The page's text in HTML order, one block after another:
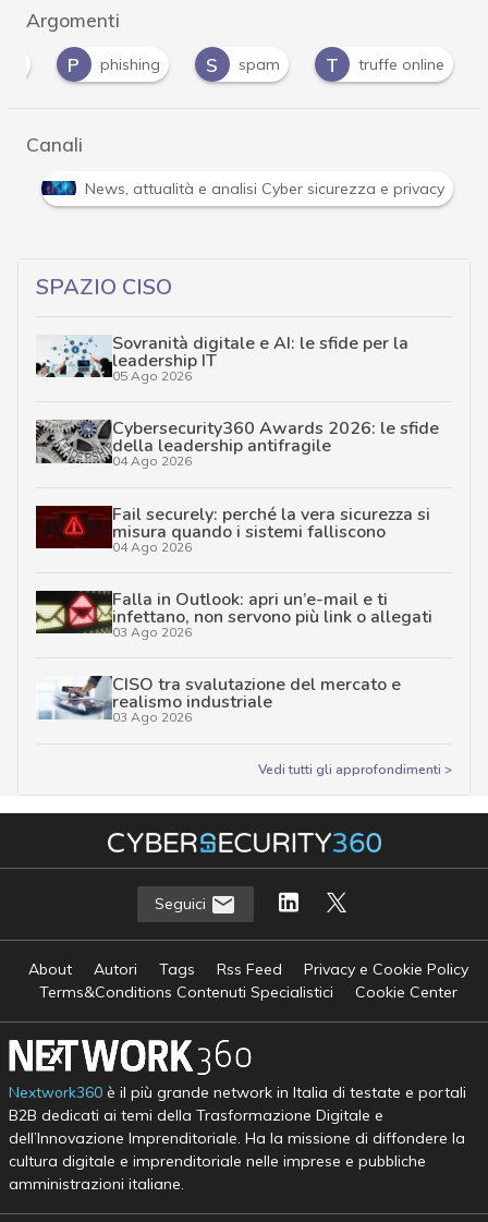
Argomenti
P phishing S spam T truffe online
Canali
Attacchi hacker e Malware: le ultime news in tempo
SPAZIO CISO
Sovranità digitale e AI: le sfide per la
leadership IT
05 Ago 2026
Cybersecurity360 Awards 2026: le sfide
della leadership antifragile
04 Ago 2026
Fail securely: perché la vera sicurezza si
misura quando i sistemi falliscono
04 Ago 2026
Falla in Outlook: apri un’e-mail e ti
infettano, non servono più link o allegati
03 Ago 2026
CISO tra svalutazione del mercato e
realismo industriale
03 Ago 2026
Vedi tutti gli approfondimenti >
Seguici
About Autori Tags Rss Feed
Privacy e Cookie Policy
Terms&Conditions Contenuti Specialistici
Cookie Center
Nextwork360è il più grande network in Italia di testate e portali
B2B dedicati ai temi della Trasformazione Digitale e
dell’Innovazione Imprenditoriale. Ha la missione di diffondere la
cultura digitale e imprenditoriale nelle imprese e pubbliche
amministrazioni italiane.